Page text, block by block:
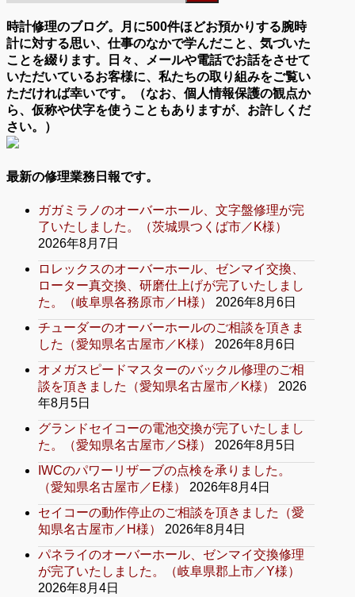
時計修理のブログ。月に500件ほどお預かりする腕時
計に対する思い、仕事のなかで学んだこと、気づいた
ことを綴ります。日々、メールや電話でお話をさせて
いただいているお客様に、私たちの取り組みをご覧い
ただければ幸いです。（なお、個人情報保護の観点か
ら、仮称や伏字を使うこともありますが、お許しくだ
さい。）
最新の修理業務日報です。
ガガミラノのオーバーホール、文字盤修理が完
了いたしました。（茨城県つくば市／K様）
2026年8月7日
ロレックスのオーバーホール、ゼンマイ交換、
ローター真交換、研磨仕上げが完了いたしまし
た。（岐阜県各務原市／H様）
2026年8月6日
チューダーのオーバーホールのご相談を頂きま
した（愛知県名古屋市／K様）
2026年8月6日
オメガスピードマスターのバックル修理のご相
談を頂きました（愛知県名古屋市／K様）
2026
年8月5日
グランドセイコーの電池交換が完了いたしまし
た。（愛知県名古屋市／S様）
2026年8月5日
IWCのパワーリザーブの点検を承りました。
（愛知県名古屋市／E様）
2026年8月4日
セイコーの動作停止のご相談を頂きました（愛
知県名古屋市／H様）
2026年8月4日
パネライのオーバーホール、ゼンマイ交換修理
が完了いたしました。（岐阜県郡上市／Y様）
2026年8月4日